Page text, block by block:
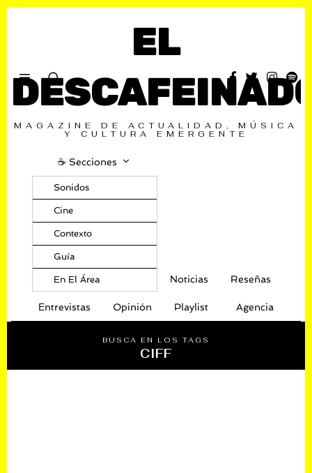
EL
MAGAZINE DE ACTUALIDAD, MÚSICA
Y CULTURA EMERGENTE
☕️ Secciones
Sonidos
Cine
Contexto
Guía
En El Área Noticias Reseñas
Entrevistas Opinión Playlist Agencia
BUSCA EN LOS TAGS
CIFF